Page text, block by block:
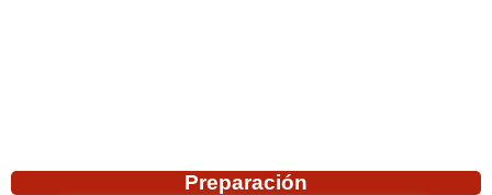
Preparación